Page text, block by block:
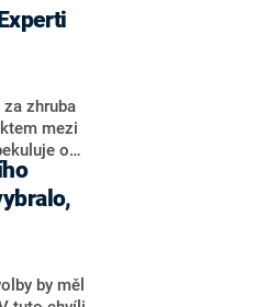
servítky
Jeronýma
na
také
o
zhruba
mezi
o
vytahují
je
2028
by měl